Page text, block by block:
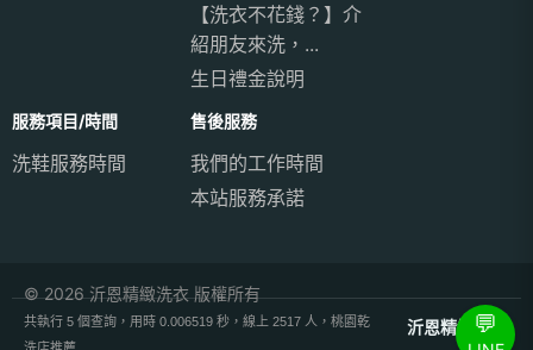
【洗衣不花錢？】介
紹朋友來洗，...
生日禮金說明
服務項目/時間
洗鞋服務時間
售後服務
我們的工作時間
本站服務承諾
© 2026 沂恩精緻洗衣 版權所有
共執行 5 個查詢，用時 0.006519 秒，線上 2517 人，桃園乾
沂恩精緻洗衣
💬